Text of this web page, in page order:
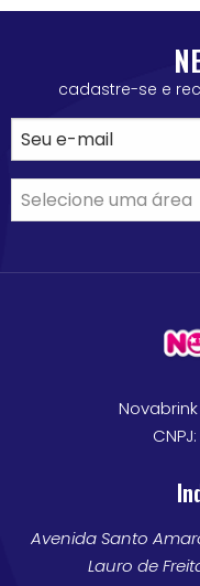
cadastre-se e
Avenida Santo
Lauro de